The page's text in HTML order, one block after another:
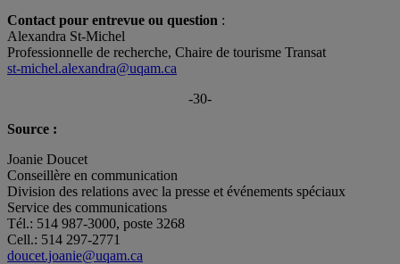
Contact pour entrevue ou question :
Alexandra St-Michel
Professionnelle de recherche, Chaire de tourisme Transat
st-michel.alexandra@uqam.ca
-30-
Source :
Joanie Doucet
Conseillère en communication
Division des relations avec la presse et événements spéciaux
Service des communications
Tél.: 514 987-3000, poste 3268
Cell.: 514 297-2771
doucet.joanie@uqam.ca